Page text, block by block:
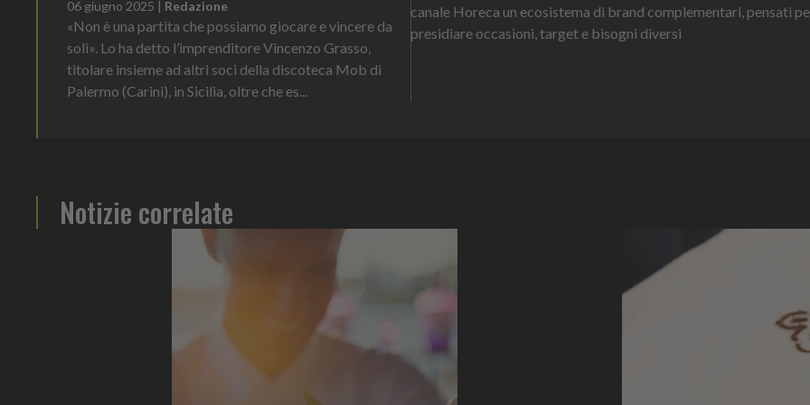
06 giugno 2025 | Redazione
«Non è una partita che possiamo giocare e vincere da
soli». Lo ha detto l’imprenditore Vincenzo Grasso,
titolare insieme ad altri soci della discoteca Mob di
Palermo (Carini), in Sicilia, oltre che es...
canale Horeca un ecosistema di brand complementari, pensati
presidiare occasioni, target e bisogni diversi
Notizie correlate